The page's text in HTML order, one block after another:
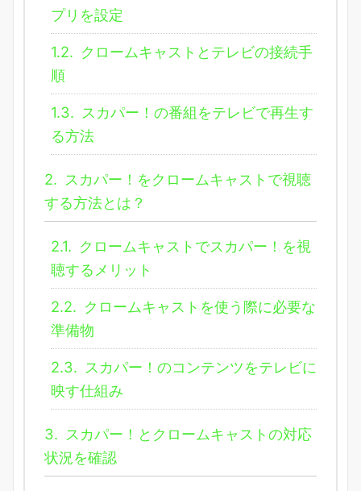
プリを設定
1.2. クロームキャストとテレビの接続手
順
1.3. スカパー！の番組をテレビで再生す
る方法
2. スカパー！をクロームキャストで視聴
する方法とは？
2.1. クロームキャストでスカパー！を視
聴するメリット
2.2. クロームキャストを使う際に必要な
準備物
2.3. スカパー！のコンテンツをテレビに
映す仕組み
3. スカパー！とクロームキャストの対応
状況を確認